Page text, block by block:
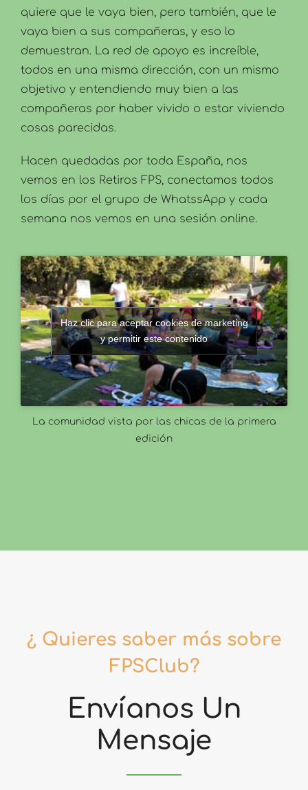
quiere que le vaya bien, pero también, que le
vaya bien a sus compañeras, y eso lo
demuestran. La red de apoyo es increíble,
todos en una misma dirección, con un mismo
objetivo y entendiendo muy bien a las
compañeras por haber vivido o estar viviendo
cosas parecidas.
Hacen quedadas por toda España, nos
vemos en los Retiros FPS, conectamos todos
los días por el grupo de WhatssApp y cada
semana nos vemos en una sesión online.
Haz clic para aceptar cookies de marketing
y permitir este contenido
La comunidad vista por las chicas de la primera
edición
¿ Quieres saber más sobre
FPSClub?
Envíanos Un
Mensaje